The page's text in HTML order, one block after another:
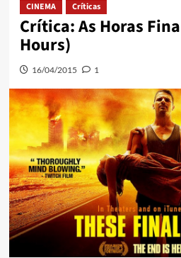
CINEMA Críticas
Crítica: As Horas
Hours)
16/04/2015 1